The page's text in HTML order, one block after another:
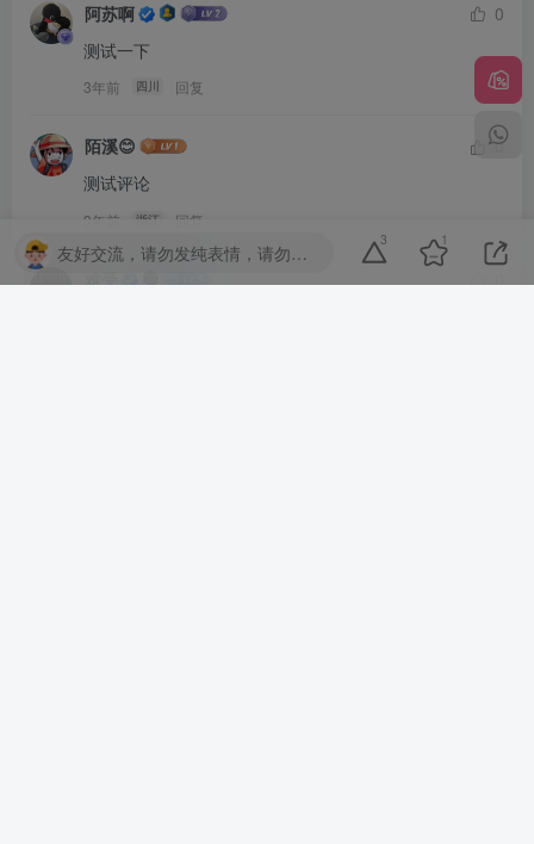
阿苏啊
0
测试一下
3年前 四川 回复
陌溪😊
0
测试评论
3年前 浙江 回复
友好交流，请勿发纯表情，请勿灌水，违者封号喔
3 1